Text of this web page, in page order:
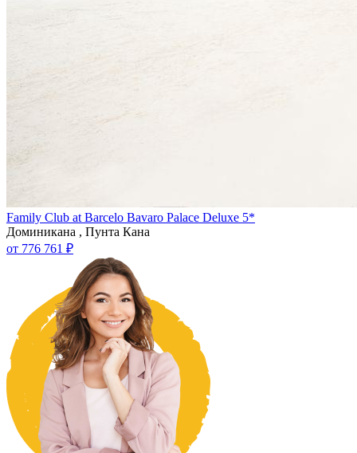
Family Club at Barcelo Bavaro Palace Deluxe 5*
Доминикана , Пунта Кана
от 776 761 ₽